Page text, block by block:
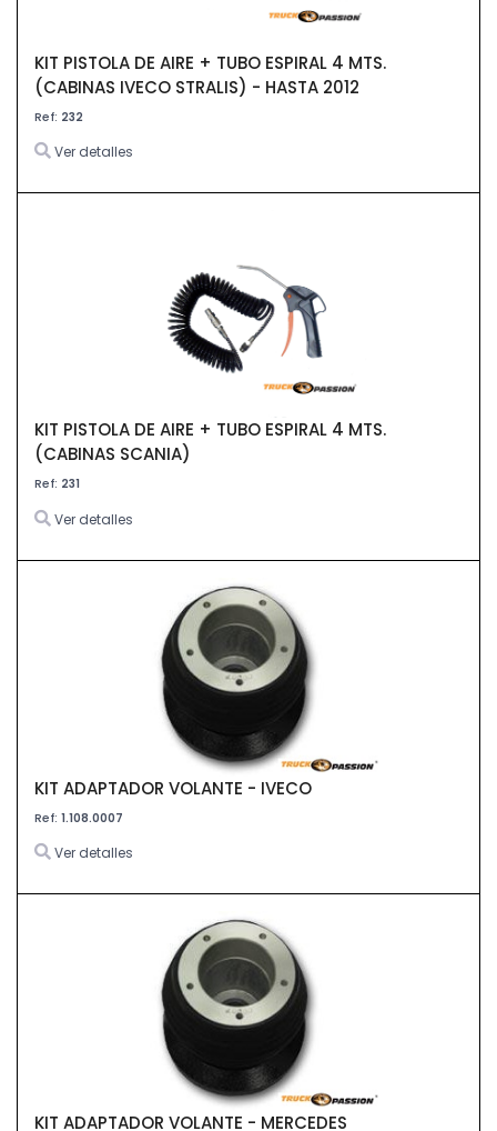
KIT PISTOLA DE AIRE + TUBO ESPIRAL 4 MTS.
(CABINAS IVECO STRALIS) - HASTA 2012
Ref: 232
Ver detalles
KIT PISTOLA DE AIRE + TUBO ESPIRAL 4 MTS.
(CABINAS SCANIA)
Ref: 231
Ver detalles
KIT ADAPTADOR VOLANTE - IVECO
Ref: 1.108.0007
Ver detalles
KIT ADAPTADOR VOLANTE - MERCEDES